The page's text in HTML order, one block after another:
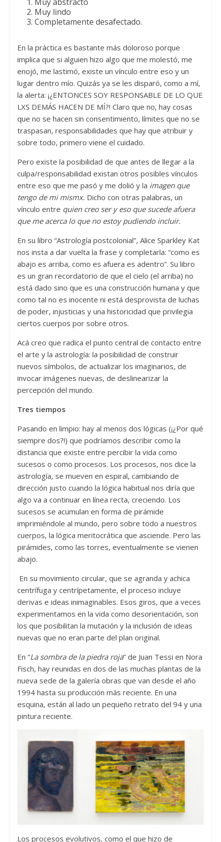
Muy lindo
Completamente desafectado.
En la práctica es bastante más doloroso porque
implica que si alguien hizo algo que me molestó, me
enojó, me lastimó, existe un vínculo entre eso y un
lugar dentro mío. Quizás ya se les disparó, como a mí,
la alerta: ¡¿ENTONCES SOY RESPONSABLE DE LO QUE
LXS DEMÁS HACEN DE MÍ?! Claro que no, hay cosas
que no se hacen sin consentimiento, límites que no se
traspasan, responsabilidades que hay que atribuir y
sobre todo, primero viene el cuidado.
Pero existe la posibilidad de que antes de llegar a la
culpa/responsabilidad existan otros posibles vínculos
entre eso que me pasó y me dolió y la imagen que
tengo de mi mismx. Dicho con otras palabras, un
vínculo entre quien creo ser y eso que sucede afuera
que me acerca lo que no estoy pudiendo incluir.
En su libro “Astrología postcolonial”, Alice Sparkley Kat
nos insta a dar vuelta la frase y completarla: “como es
abajo es arriba, como es afuera es adentro”. Su libro
es un gran recordatorio de que el cielo (el arriba) no
está dado sino que es una construcción humana y que
como tal no es inocente ni está desprovista de luchas
de poder, injusticias y una historicidad que privilegia
ciertos cuerpos por sobre otros.
Acá creo que radica el punto central de contacto entre
el arte y la astrología: la posibilidad de construir
nuevos símbolos, de actualizar los imaginarios, de
invocar imágenes nuevas, de deslinearizar la
percepción del mundo.
Tres tiempos
Pasando en limpio: hay al menos dos lógicas (¡¿Por qué
siempre dos?!) que podríamos describir como la
distancia que existe entre percibir la vida como
sucesos o como procesos. Los procesos, nos dice la
astrología, se mueven en espiral, cambiando de
dirección justo cuando la lógica habitual nos diría que
algo va a continuar en línea recta, creciendo. Los
sucesos se acumulan en forma de pirámide
imprimiéndole al mundo, pero sobre todo a nuestros
cuerpos, la lógica meritocrática que asciende. Pero las
pirámides, como las torres, eventualmente se vienen
abajo.
En su movimiento circular, que se agranda y achica
centrífuga y centrípetamente, el proceso incluye
derivas e ideas inimaginables. Esos giros, que a veces
experimentamos en la vida como desorientación, son
los que posibilitan la mutación y la inclusión de ideas
nuevas que no eran parte del plan original.
En “La sombra de la piedra roja” de Juan Tessi en Nora
Fisch, hay reunidas en dos de las muchas plantas de la
nueva sede de la galería obras que van desde el año
1994 hasta su producción más reciente. En una
esquina, están al lado un pequeño retrato del 94 y una
pintura reciente.
Los procesos evolutivos, como el que hizo de